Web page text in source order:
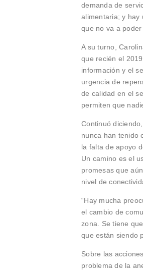
demanda de
alimentaria; y hay
que no va a
A su turno,
que recién el
información y el
urgencia de
de calidad en el
permiten que
Continuó
nunca han tenido
la falta de apoyo
Un camino es el
promesas que
nivel de
“Hay mucha
el cambio de
zona. Se tiene
que están siendo
Sobre las
problema de la